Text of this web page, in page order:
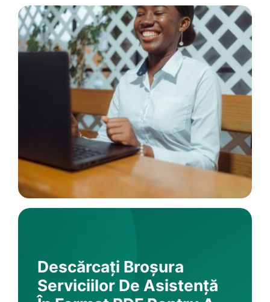
Descărcați Broșura
Serviciilor De Asistență